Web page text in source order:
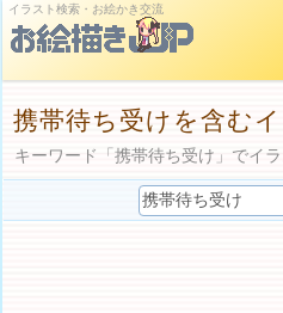
イラスト検索・お絵かき交流
携帯待ち受けを含む
キーワード「携帯待ち受け」でイ